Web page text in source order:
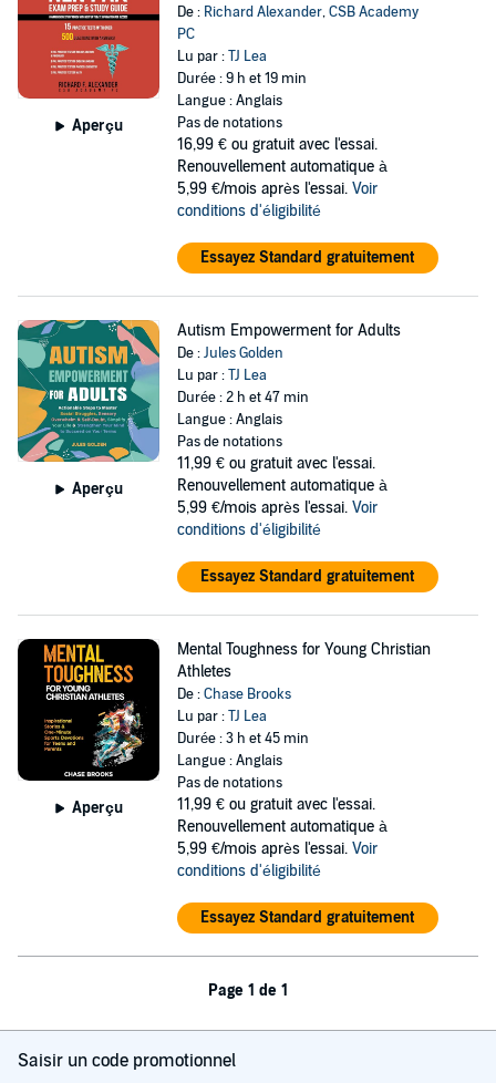
Aperçu
De : Richard Alexander,CSB Academy
PC
Lu par :TJ Lea
Durée : 9 h et 19 min
Langue : Anglais
Pas de notations
16,99 € ou gratuit avec l'essai.
Renouvellement automatique à
5,99 €/mois après l'essai. Voir
conditions d'éligibilité
Essayez Standard gratuitement
Aperçu
Autism Empowerment for Adults
De :Jules Golden
Lu par :TJ Lea
Durée : 2 h et 47 min
Langue : Anglais
Pas de notations
11,99 € ou gratuit avec l'essai.
Renouvellement automatique à
5,99 €/mois après l'essai. Voir
conditions d'éligibilité
Essayez Standard gratuitement
Aperçu
Mental Toughness for Young Christian
Athletes
De :Chase Brooks
Lu par :TJ Lea
Durée : 3 h et 45 min
Langue : Anglais
Pas de notations
11,99 € ou gratuit avec l'essai.
Renouvellement automatique à
5,99 €/mois après l'essai. Voir
conditions d'éligibilité
Essayez Standard gratuitement
Page 1 de 1
Saisir un code promotionnel